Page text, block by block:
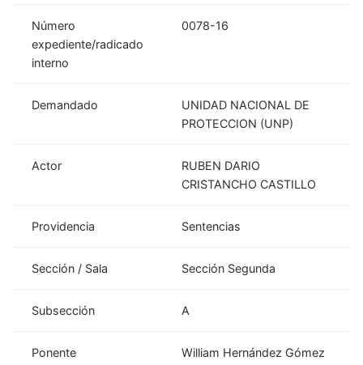
Número
expediente/radicado
interno
0078-16
Demandado
UNIDAD NACIONAL DE
PROTECCION (UNP)
Actor
RUBEN DARIO
CRISTANCHO CASTILLO
Providencia Sentencias
Sección / Sala Sección Segunda
Subsección A
Ponente William Hernández Gómez